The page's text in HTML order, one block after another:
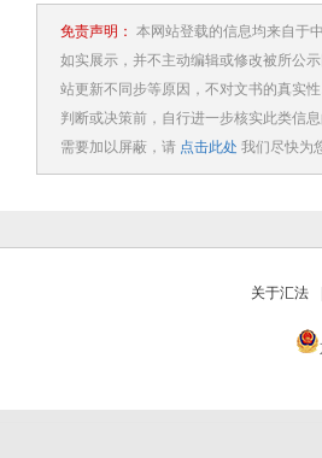
免责声明： 本网站登载的信息均来自于
如实展示，并不主动编辑或修改被所公
站更新不同步等原因，不对文书的真实
判断或决策前，自行进一步核实此类信
需要加以屏蔽，请 点击此处 我们尽快为
关于汇法